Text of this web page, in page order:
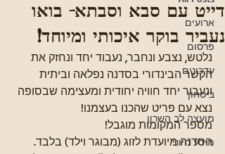
ארועים
פרסום
עדכונים
ביטחון
מועצה לב השרון
מידע חיוני
דייט עם סבא וסבתא- בואו
נעביר בוקר איכותי ומיוחד!
נלטש, נצבע ונחבר, נעבוד יחד ונחזק את
הקשר הבינדורי בסדנה נפלאה וביתית
ונעבור יחד חוויה יחודית ומעצימה שבסופה
נצא עם פריט שהכנו בעצמנו!
מספר המקומות מוגבל!
הסדנה מיועדת לזוג (מבוגר וילד) בלבד.